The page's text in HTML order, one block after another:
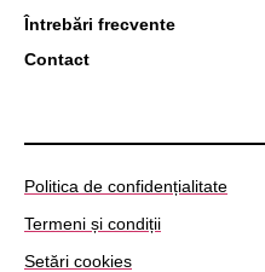
Întrebări frecvente
Contact
Politica de confidențialitate
Termeni și condiții
Setări cookies